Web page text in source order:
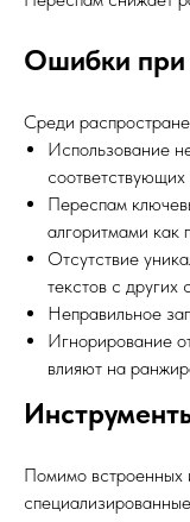
Ошибки при
Среди
Использование
соответствующих
Переспам
алгоритмами как
Отсутствие
текстов с
Неправильное
Игнорирование
влияют на
Помимо встроенных